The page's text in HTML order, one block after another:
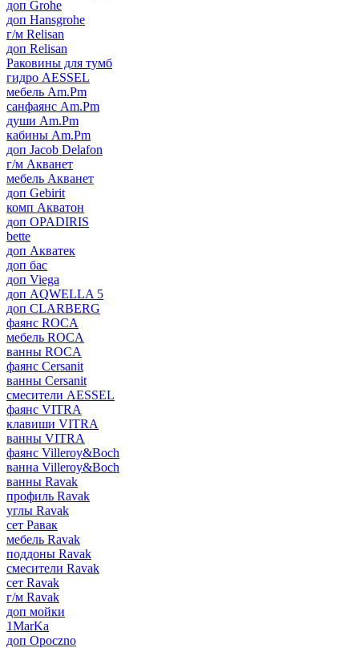
доп Grohe
доп Hansgrohe
г/м Relisan
доп Relisan
Раковины для тумб
гидро AESSEL
мебель Am.Pm
санфаянс Am.Pm
души Am.Pm
кабины Am.Pm
доп Jacob Delafon
г/м Акванет
мебель Акванет
доп Gebirit
комп Акватон
доп OPADIRIS
bette
доп Акватек
доп бас
доп Viega
доп AQWELLA 5
доп CLARBERG
фаянс ROCA
мебель ROCA
ванны ROCA
фаянс Cersanit
ванны Cersanit
смесители AESSEL
фаянс VITRA
клавиши VITRA
ванны VITRA
фаянс Villeroy&Boch
ванна Villeroy&Boch
ванны Ravak
профиль Ravak
углы Ravak
сет Равак
мебель Ravak
поддоны Ravak
смесители Ravak
сет Ravak
г/м Ravak
доп мойки
1MarKa
доп Opoczno